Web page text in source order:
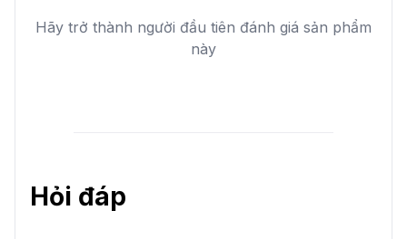
Hãy trở thành người đầu tiên đánh giá sản phẩm
này
Hỏi đáp